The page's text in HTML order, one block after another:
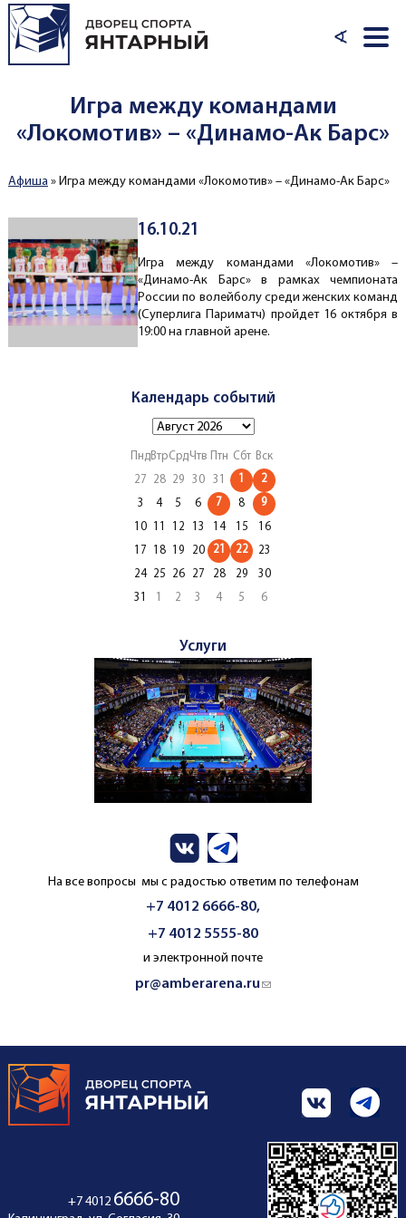
Перейти к основному содержанию
∢
Игра между командами
«Локомотив» – «Динамо-Ак Барс»
Вы здесь
Афиша» Игра между командами «Локомотив» – «Динамо-Ак Барс»
16.10.21
Игра между командами «Локомотив» –
«Динамо-Ак Барс» в рамках чемпионата
России по волейболу среди женских команд
(Суперлига Париматч) пройдет 16 октября в
19:00 на главной арене.
Календарь событий
ПндВтрСрдЧтв Птн Сбт Вск
27
28 29 30 31 1 2
3 4 5 6 7 8 9
10 11 12 13 14 15
16
17
18 19 20 21 22
23
24
25 26 27 28 29
30
31
1 2 3 4 5 6
Услуги
На все вопросы мы с радостью ответим по телефонам
+7 4012 6666-80,
+7 4012 5555-80
и электронной почте
pr@amberarena.ru(link sends e-mail)
+7 4012 6666-80